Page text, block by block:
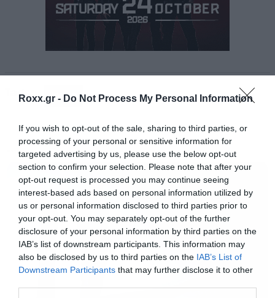
Roxx.gr - Do Not Process My Personal Information
If you wish to opt-out of the sale, sharing to third parties, or
processing of your personal or sensitive information for
targeted advertising by us, please use the below opt-out
section to confirm your selection. Please note that after your
opt-out request is processed you may continue seeing
interest-based ads based on personal information utilized by
us or personal information disclosed to third parties prior to
your opt-out. You may separately opt-out of the further
disclosure of your personal information by third parties on the
IAB’s list of downstream participants. This information may
also be disclosed by us to third parties on the IAB’s List of
Downstream Participants that may further disclose it to other
Το δημοσίευμα αποκαλύπτει, ότι μετά την
πρεμιέρα της ταινίας και το πολύ επιτυχημένο
πρώτο τριήμερο, ο Φίλιπς πήγε στα γραφεία
του προέδρου της Warner, Τόμπι Έμεριχ και
ζήτησε να αναπτύξει τα όριτζιν στόρι για μία
σειρά από χαρακτήρες. Ο Έμεριχ δεν
συμφώνησε σε κάτι τόσο ευρύ, του έδωσε όμως
Tags: JOKER